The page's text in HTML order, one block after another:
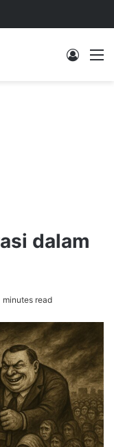
Log In
dalam
minutes read